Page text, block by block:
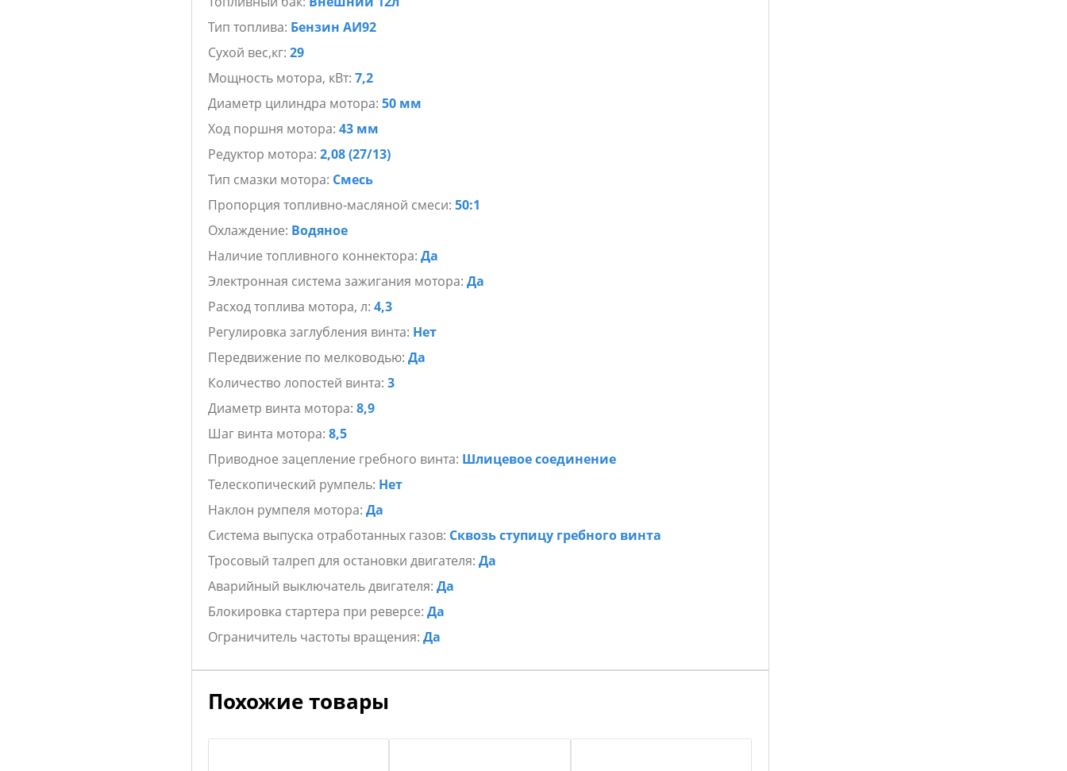
Тип топлива: Бензин АИ92
Сухой вес,кг: 29
Мощность мотора, кВт: 7,2
Диаметр цилиндра мотора: 50 мм
Ход поршня мотора: 43 мм
Редуктор мотора: 2,08 (27/13)
Тип смазки мотора: Смесь
Пропорция топливно-масляной смеси: 50:1
Охлаждение: Водяное
Наличие топливного коннектора: Да
Электронная система зажигания мотора: Да
Расход топлива мотора, л: 4,3
Регулировка заглубления винта: Нет
Передвижение по мелководью: Да
Количество лопостей винта: 3
Диаметр винта мотора: 8,9
Шаг винта мотора: 8,5
Приводное зацепление гребного винта: Шлицевое соединение
Телескопический румпель: Нет
Наклон румпеля мотора: Да
Система выпуска отработанных газов: Сквозь ступицу гребного винта
Тросовый талреп для остановки двигателя: Да
Аварийный выключатель двигателя: Да
Блокировка стартера при реверсе: Да
Ограничитель частоты вращения: Да
Похожие товары